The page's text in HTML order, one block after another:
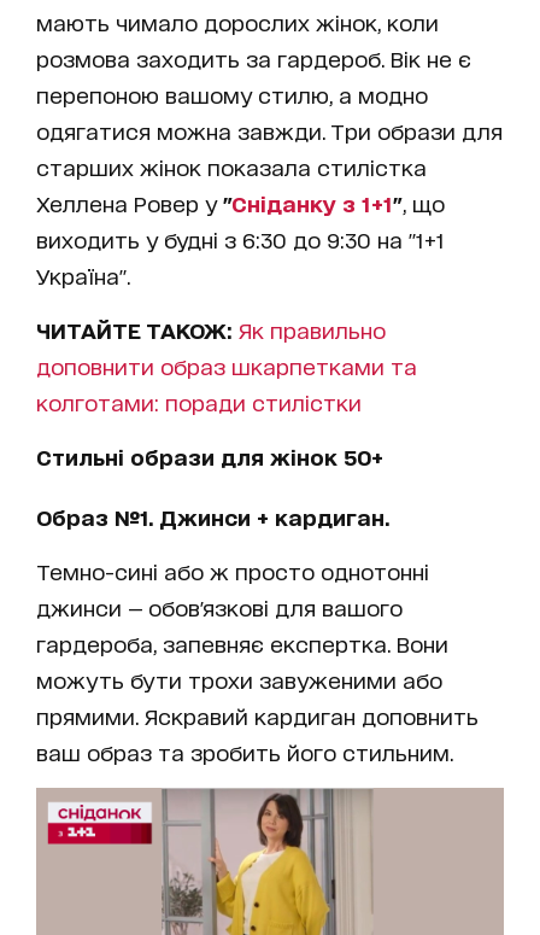
мають чимало дорослих жінок, коли
розмова заходить за гардероб. Вік не є
перепоною вашому стилю, а модно
одягатися можна завжди. Три образи для
старших жінок показала стилістка
Хеллена Ровер у "Сніданку з 1+1" , що
виходить у будні з 6:30 до 9:30 на "1+1
Україна".
ЧИТАЙТЕ ТАКОЖ: Як правильно
доповнити образ шкарпетками та
колготами: поради стилістки
Стильні образи для жінок 50+
Образ №1. Джинси + кардиган.
Темно-сині або ж просто однотонні
джинси — обов'язкові для вашого
гардероба, запевняє експертка. Вони
можуть бути трохи завуженими або
прямими. Яскравий кардиган доповнить
ваш образ та зробить його стильним.